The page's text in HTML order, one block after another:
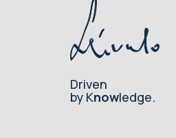
Driven
by Knowledge.